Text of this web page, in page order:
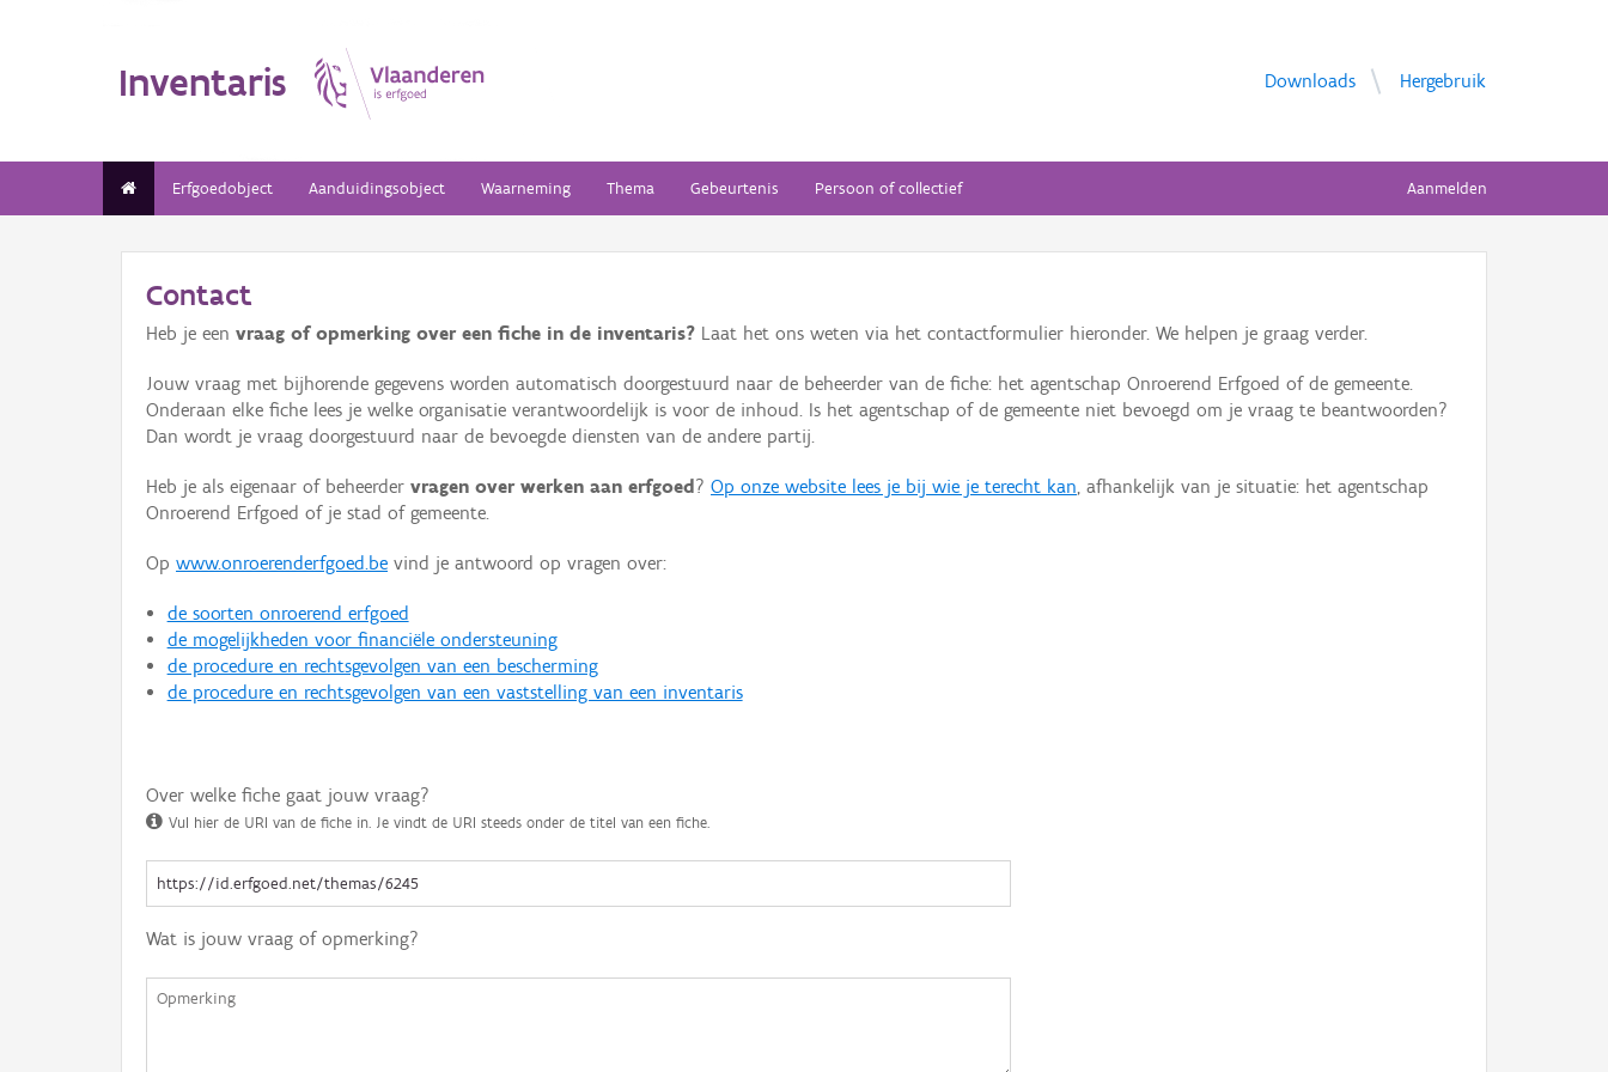
Inventaris Downloads Hergebruik
Erfgoedobject Aanduidingsobject Waarneming Thema Gebeurtenis Persoon of collectief Aanmelden
Contact
Heb je een vraag of opmerking over een fiche in de inventaris? Laat het ons weten via het contactformulier hieronder. We helpen je graag verder.
Jouw vraag met bijhorende gegevens worden automatisch doorgestuurd naar de beheerder van de fiche: het agentschap Onroerend Erfgoed of de gemeente.
Onderaan elke fiche lees je welke organisatie verantwoordelijk is voor de inhoud. Is het agentschap of de gemeente niet bevoegd om je vraag te beantwoorden?
Dan wordt je vraag doorgestuurd naar de bevoegde diensten van de andere partij.
Heb je als eigenaar of beheerder vragen over werken aan erfgoed ? Op onze website lees je bij wie je terecht kan, afhankelijk van je situatie: het agentschap
Onroerend Erfgoed of je stad of gemeente.
Op www.onroerenderfgoed.be vind je antwoord op vragen over:
de soorten onroerend erfgoed
de mogelijkheden voor financiële ondersteuning
de procedure en rechtsgevolgen van een bescherming
de procedure en rechtsgevolgen van een vaststelling van een inventaris
Over welke fiche gaat jouw vraag?
Vul hier de URI van de fiche in. Je vindt de URI steeds onder de titel van een fiche.
Wat is jouw vraag of opmerking?